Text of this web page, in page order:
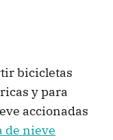
bicicletas
y para
accionadas
de nieve